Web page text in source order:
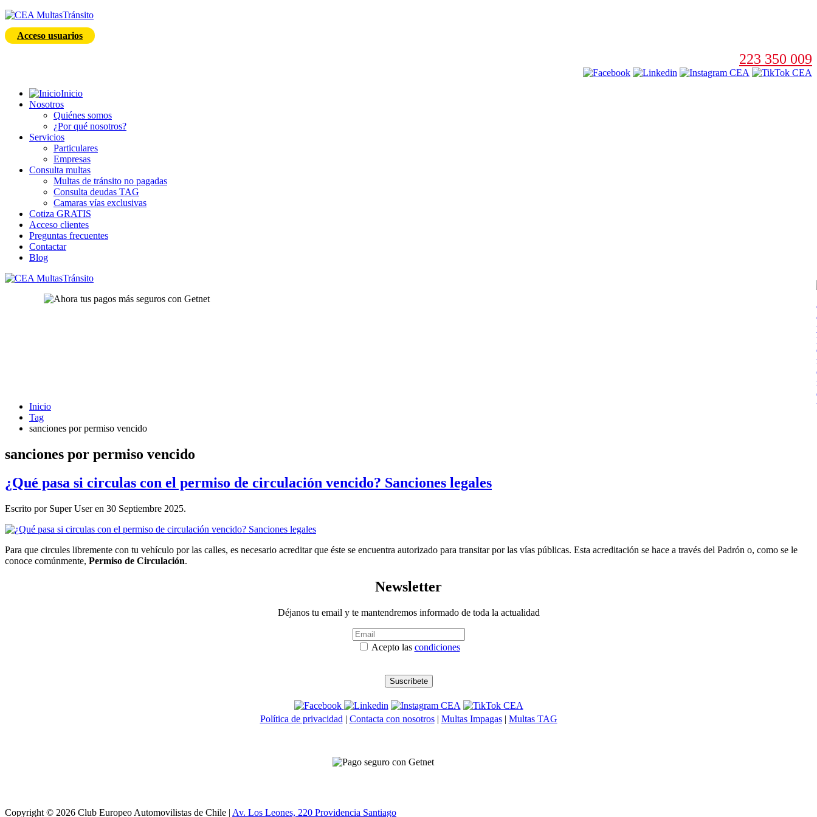
Acceso usuarios
223 350 009
Inicio
Nosotros
Quiénes somos
¿Por qué nosotros?
Servicios
Particulares
Empresas
Consulta multas
Multas de tránsito no pagadas
Consulta deudas TAG
Camaras vías exclusivas
Cotiza GRATIS
Acceso clientes
Preguntas frecuentes
Contactar
Blog
Inicio
Tag
sanciones por permiso vencido
sanciones por permiso vencido
¿Qué pasa si circulas con el permiso de circulación vencido? Sanciones legales
Escrito por Super User en 30 Septiembre 2025.
Para que circules libremente con tu vehículo por las calles, es necesario acreditar que éste se encuentra autorizado para transitar por las vías públicas. Esta acreditación se hace a través del Padrón o, como se le
conoce comúnmente, Permiso de Circulación.
Newsletter
Déjanos tu email y te mantendremos informado de toda la actualidad
Acepto las condiciones
Política de privacidad | Contacta con nosotros| Multas Impagas| Multas TAG
Copyright © 2026 Club Europeo Automovilistas de Chile | Av. Los Leones, 220 Providencia Santiago